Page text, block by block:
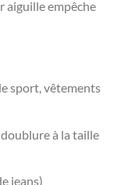
aiguille empêche
sport, vêtements
à la taille
jeans)